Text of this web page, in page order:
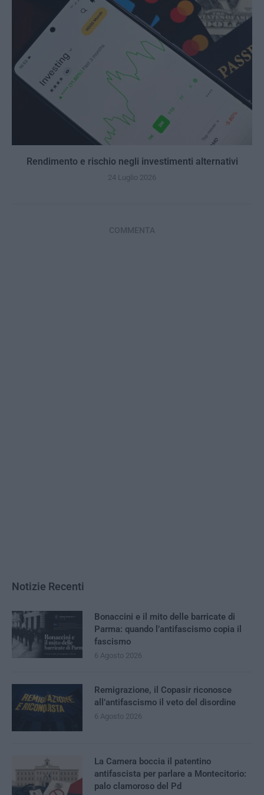
Rendimento e rischio negli investimenti alternativi
24 Luglio 2026
COMMENTA
Notizie Recenti
Bonaccini e il mito delle barricate di
Parma: quando l’antifascismo copia il
fascismo
6 Agosto 2026
Remigrazione, il Copasir riconosce
all’antifascismo il veto del disordine
6 Agosto 2026
La Camera boccia il patentino
antifascista per parlare a Montecitorio:
palo clamoroso del Pd